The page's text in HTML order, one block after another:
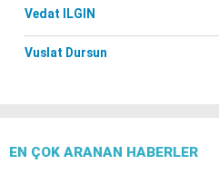
Vedat ILGIN
Vuslat Dursun
EN ÇOK ARANAN HABERLER